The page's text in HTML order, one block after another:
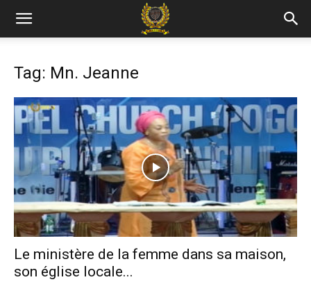
Tag: Mn. Jeanne
Le ministère de la femme dans sa maison,
son église locale...